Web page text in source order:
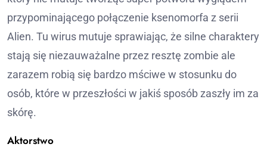
przypominającego połączenie ksenomorfa z serii
Alien. Tu wirus mutuje sprawiając, że silne charaktery
stają się niezauważalne przez resztę zombie ale
zarazem robią się bardzo mściwe w stosunku do
osób, które w przeszłości w jakiś sposób zaszły im za
skórę.
Aktorstwo